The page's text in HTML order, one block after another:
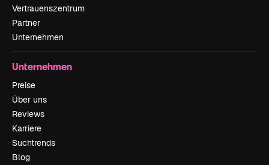
Vertrauenszentrum
Partner
Unternehmen
Unternehmen
Preise
Über uns
Reviews
Karriere
Suchtrends
Blog